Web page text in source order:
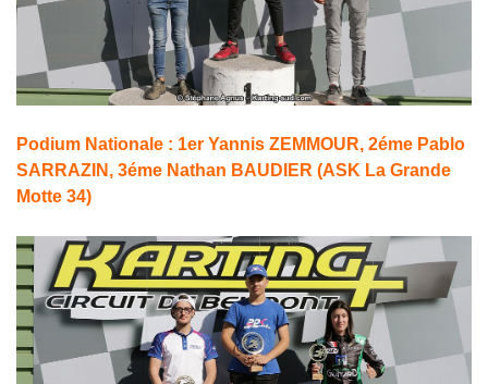
Podium Nationale : 1er Yannis ZEMMOUR, 2éme Pablo
SARRAZIN, 3éme Nathan BAUDIER (ASK La Grande
Motte 34)